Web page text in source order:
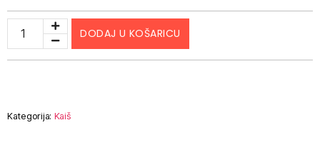
DODAJ U KOŠARICU
Kategorija: Kaiš